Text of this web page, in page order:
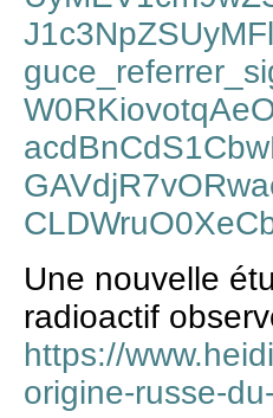
Une nouvelle
radioactif
https://
origine-russe-